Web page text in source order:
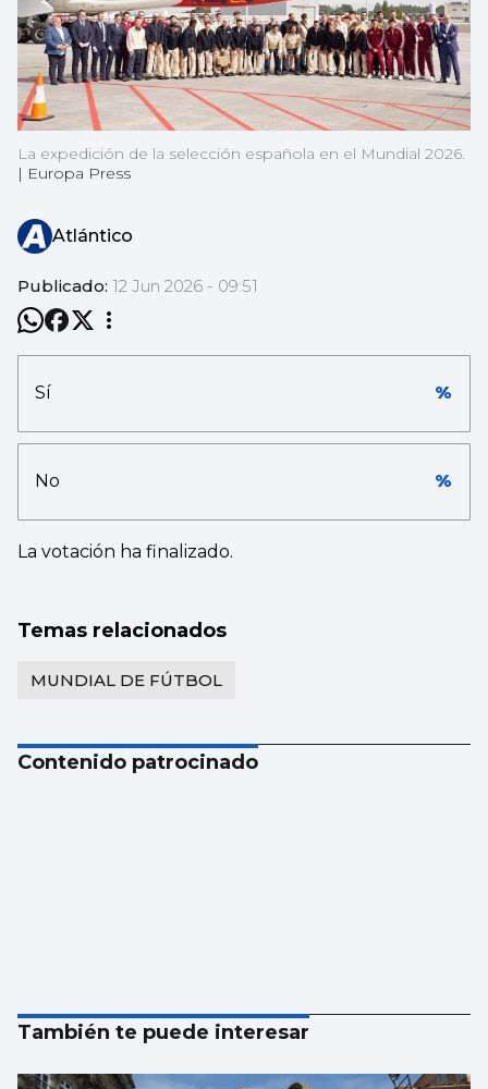
La expedición de la selección española en el Mundial 2026.
| Europa Press
Atlántico
Publicado: 12 Jun 2026 - 09:51
Sí %
No %
La votación ha finalizado.
Temas relacionados
MUNDIAL DE FÚTBOL
Contenido patrocinado
También te puede interesar